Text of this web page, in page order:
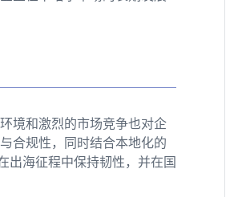
境和激烈的市场竞争也对企
合规性，同时结合本地化的
出海征程中保持韧性，并在国